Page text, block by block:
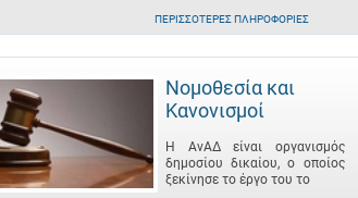
ΠΕΡΙΣΣΌΤΕΡΕΣ ΠΛΗΡΟΦΟΡΊΕΣ
Νομοθεσία και
Κανονισμοί
Η ΑνΑΔ είναι οργανισμός
δημοσίου δικαίου, ο οποίος
ξεκίνησε το έργο του το